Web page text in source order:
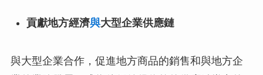
貢獻地方經濟與大型企業供應鏈
與大型企業合作，促進地方商品的銷售和與地方企